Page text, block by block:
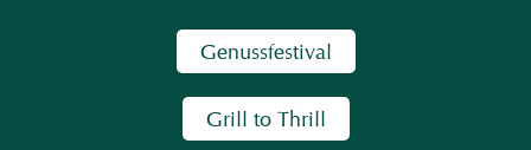
Genussfestival
Grill to Thrill